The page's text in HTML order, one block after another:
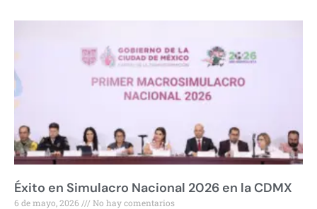
Éxito en Simulacro Nacional 2026 en la CDMX
6 de mayo, 2026 No hay comentarios